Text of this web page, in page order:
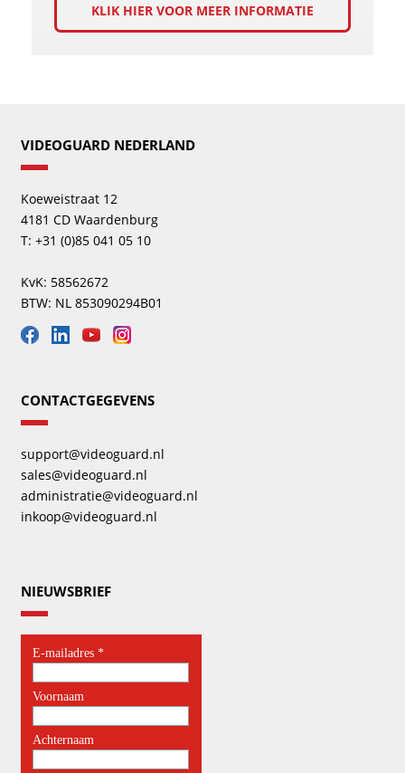
KLIK HIER VOOR MEER INFORMATIE
VIDEOGUARD NEDERLAND
Koeweistraat 12
4181 CD Waardenburg
T: +31 (0)85 041 05 10
KvK: 58562672
BTW: NL 853090294B01
CONTACTGEGEVENS
support@videoguard.nl
sales@videoguard.nl
administratie@videoguard.nl
inkoop@videoguard.nl
NIEUWSBRIEF